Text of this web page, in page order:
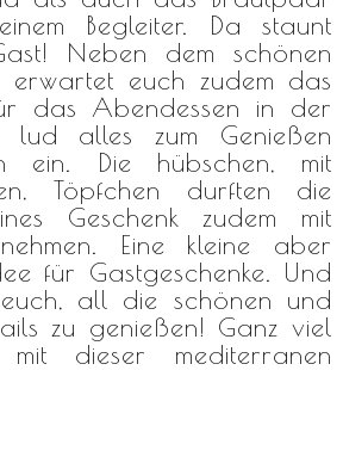
Begleiter. Da staunt
Neben dem schönen
erwartet euch zudem das
das Abendessen in der
lud alles zum Genießen
ein. Die hübschen, mit
Töpfchen durften die
Geschenk zudem mit
Eine kleine aber
für Gastgeschenke. Und
all die schönen und
zu genießen! Ganz viel
dieser mediterranen